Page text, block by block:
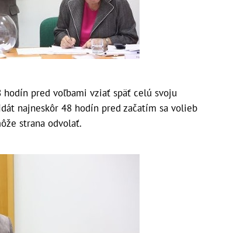
pred voľbami vziať späť celú svoju
najneskôr 48 hodín pred začatím sa volieb
strana odvolať.